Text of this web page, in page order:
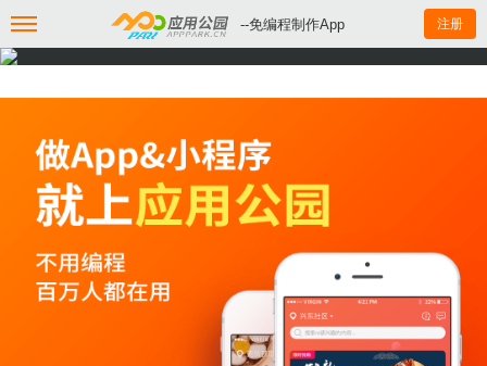
--免编程制作App 注册